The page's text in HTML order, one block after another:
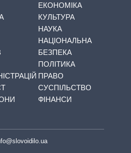
ЕКОНОМІКА
КУЛЬТУРА
НАУКА
НАЦІОНАЛЬНА
БЕЗПЕКА
ПОЛІТИКА
ПРАВО
СУСПІЛЬСТВО
ФІНАНСИ